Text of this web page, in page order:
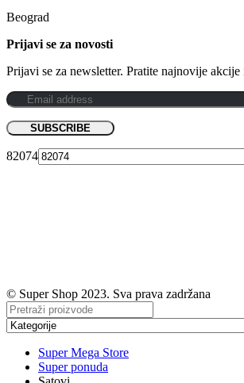
Beograd
Prijavi se za novosti
Prijavi se za newsletter. Pratite najnovije akcije
82074
© Super Shop 2023. Sva prava zadržana
Super Mega Store
Super ponuda